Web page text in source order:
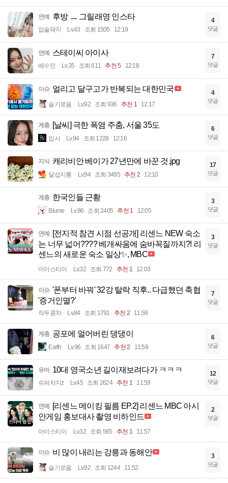
연예 후방 ㅡ 그릴래영 인스타
입술돼지 Lv.43 조회 1505 12:19
4
댓글
연예 스테이씨 아이사
배수민 Lv.35 조회 611 추천 5 12:18
7
댓글
이슈 얼리고 달구고가 반복되는 대한민국
슬기로움 Lv.92 조회 936 추천 1 12:17
4
댓글
계층 [날씨] 극한 폭염 주춤, 서울 35도
입사 Lv.94 조회 1228 12:16
6
댓글
지식 캐리비안 베이가 27년만에 바꾼 것.jpg
달섭지롱 Lv.94 조회 3495 추천 2 12:10
17
댓글
계층 한국인들 근황
Blume Lv.86 조회 2405 추천 1 12:05
3
댓글
연예 [전지적 참견 시점 선공개] 리센느 NEW 숙소
는 너무 넓어???? 베개싸움에 숨바꼭질까지?! 리
센느의 새로운 숙소 일상✨, MBC
아이스티이 Lv.32 조회 772 추천 1 12:03
3
댓글
이슈 '폰부터 바꿔' 32강 탈락 직후.. 다급했던 축협
'증거인멸?'
작두콩차 Lv.84 조회 1791 추천 2 11:59
7
댓글
계층 공포에 얼어버린 댕댕이
Earth Lv.96 조회 1647 추천 2 11:59
6
댓글
유머 10대 영국소년 길이재보려다가 ㅋㅋㅋ
슈퍼차지z Lv.45 조회 2624 추천 1 11:59
12
댓글
연예 [리센느 메이킹 필름 EP.2] 리센느 MBC 아시
안게임 홍보대사 촬영 비하인드
아이스티이 Lv.32 조회 565 추천 1 11:57
2
댓글
이슈 비 많이 내리는 강릉과 동해안
슬기로움 Lv.92 조회 1244 11:52
3
댓글